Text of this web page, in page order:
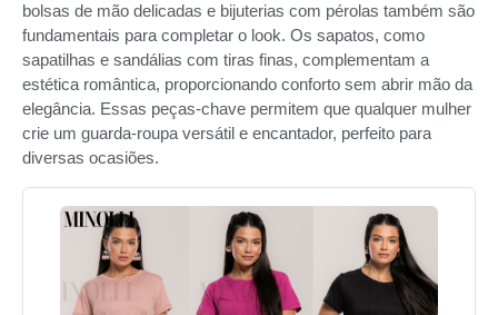
bolsas de mão delicadas e bijuterias com pérolas também são
fundamentais para completar o look. Os sapatos, como
sapatilhas e sandálias com tiras finas, complementam a
estética romântica, proporcionando conforto sem abrir mão da
elegância. Essas peças-chave permitem que qualquer mulher
crie um guarda-roupa versátil e encantador, perfeito para
diversas ocasiões.